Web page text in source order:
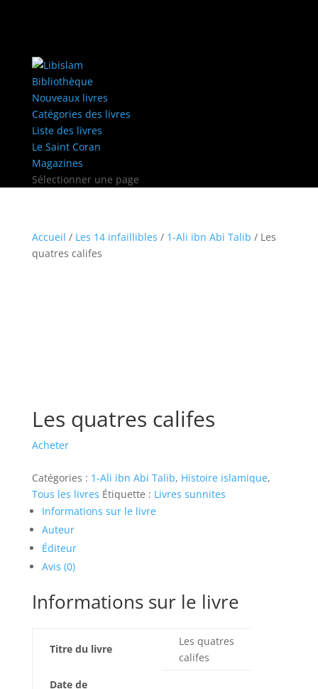
Bibliothèque
Nouveaux livres
Catégories des livres
Liste des livres
Le Saint Coran
Magazines
Sélectionner une page
Accueil / Les 14 infaillibles / 1-Ali ibn Abi Talib / Les
quatres califes
Les quatres califes
Acheter
Catégories : 1-Ali ibn Abi Talib, Histoire islamique,
Tous les livres Étiquette : Livres sunnites
Informations sur le livre
Auteur
Éditeur
Avis (0)
Informations sur le livre
Titre du livre
Les quatres
califes
Date de